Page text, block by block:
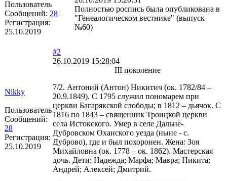
Пользователь
Сообщений: 28
Регистрация:
25.10.2019
Полностью роспись была опубликована в
"Генеалогическом вестнике" (выпуск
№60)
Nikky
Пользователь
Сообщений:
28
Регистрация:
25.10.2019
#2
26.10.2019 15:28:04
III поколение
7/2. Антоний (Антон) Никитич (ок. 1782/84 –
20.9.1849). С 1795 служил пономарем при
церкви Багарякской слободы; в 1812 – дьячок. С
1816 по 1843 – священник Троицкой церкви
села Истокского. Умер в селе Дальне-
Дубровском Оханского уезда (ныне - с.
Дуброво), где и был похоронен. Жена: Зоя
Михайловна (ок. 1778 – ок. 1862). Мастерская
дочь. Дети: Надежда; Марфа; Мавра; Никита;
Андрей; Алексей; Дмитрий.